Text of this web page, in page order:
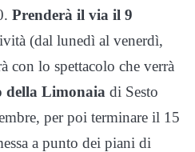
Prenderà il via il 9
(dal lunedì al venerdì,
con lo spettacolo che verrà
della Limonaia di Sesto
per poi terminare il 15
a punto dei piani di